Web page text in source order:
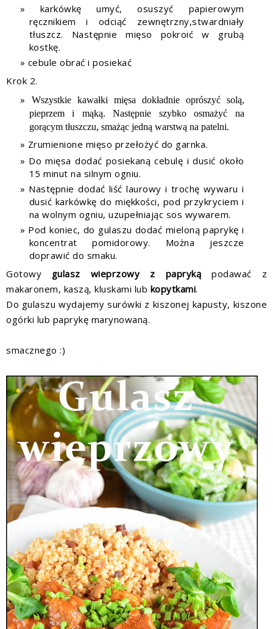
karkówkę umyć, osuszyć papierowym
ręcznikiem i odciąć zewnętrzny,stwardniały
tłuszcz. Następnie mięso pokroić w grubą
kostkę.
cebule obrać i posiekać
Krok 2.
Wszystkie kawałki mięsa dokładnie oprószyć solą,
pieprzem i mąką. Następnie szybko osmażyć na
gorącym tłuszczu, smażąc jedną warstwą na patelni.
Zrumienione mięso przełożyć do garnka.
Do mięsa dodać posiekaną cebulę i dusić około
15 minut na silnym ogniu.
Następnie dodać liść laurowy i trochę wywaru i
dusić karkówkę do miękkości, pod przykryciem i
na wolnym ogniu, uzupełniając sos wywarem.
Pod koniec, do gulaszu dodać mieloną paprykę i
koncentrat pomidorowy. Można jeszcze
doprawić do smaku.
Gotowy gulasz wieprzowy z papryką podawać z
makaronem, kaszą, kluskami lub kopytkami.
Do gulaszu wydajemy surówki z kiszonej kapusty, kiszone
ogórki lub paprykę marynowaną.
smacznego :)